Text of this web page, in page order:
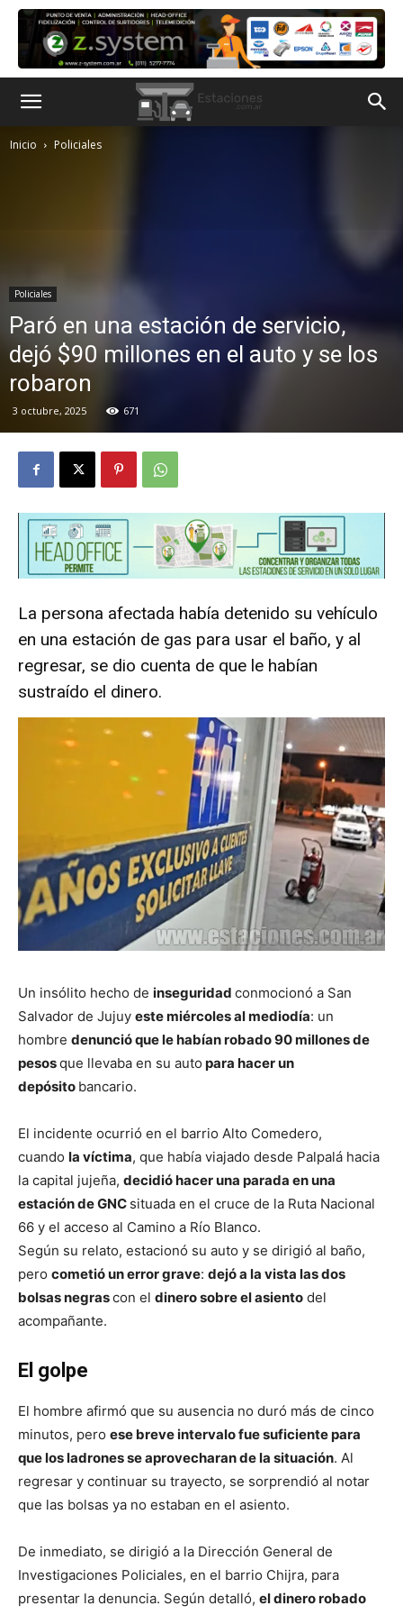
Inicio Policiales
Policiales
Paró en una estación de servicio,
dejó $90 millones en el auto y se los
robaron
3 octubre, 2025 671
La persona afectada había detenido su vehículo
en una estación de gas para usar el baño, y al
regresar, se dio cuenta de que le habían
sustraído el dinero.
Un insólito hecho de inseguridad conmocionó a San
Salvador de Jujuy este miércoles al mediodía: un
hombre denunció que le habían robado 90 millones de
pesosque llevaba en su auto para hacer un
depósito bancario.
El incidente ocurrió en el barrio Alto Comedero,
cuando la víctima, que había viajado desde Palpalá hacia
la capital jujeña, decidió hacer una parada en una
estación de GNC situada en el cruce de la Ruta Nacional
66 y el acceso al Camino a Río Blanco.
Según su relato, estacionó su auto y se dirigió al baño,
pero cometió un error grave: dejó a la vista las dos
bolsas negrascon el dinero sobre el asiento del
acompañante.
El golpe
El hombre afirmó que su ausencia no duró más de cinco
minutos, pero ese breve intervalo fue suficiente para
que los ladrones se aprovecharan de la situación. Al
regresar y continuar su trayecto, se sorprendió al notar
que las bolsas ya no estaban en el asiento.
De inmediato, se dirigió a la Dirección General de
Investigaciones Policiales, en el barrio Chijra, para
presentar la denuncia. Según detalló, el dinero robado